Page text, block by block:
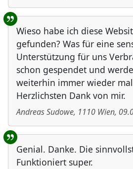
Wieso habe ich diese
gefunden? Was für eine
Unterstützung für uns
schon gespendet und
weiterhin immer wieder
Herzlichsten Dank von mir.
Andreas Sudowe, 1110 Wien,
Genial. Danke. Die
Funktioniert super.